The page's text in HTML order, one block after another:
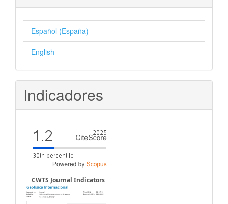
Español (España)
English
Indicadores
CWTS Journal Indicators